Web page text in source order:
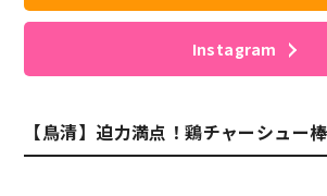
Instagram
【鳥清】迫力満点！鶏チャーシュー棒